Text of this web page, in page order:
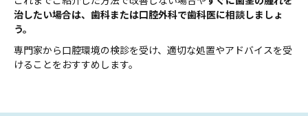
治したい場合は、歯科または口腔外科で歯科医に相談しましょ
う。
専門家から口腔環境の検診を受け、適切な処置やアドバイスを受
けることをおすすめします。